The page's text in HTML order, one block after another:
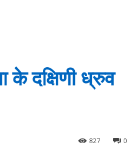
दक्षिणी ध्रुव
0
827